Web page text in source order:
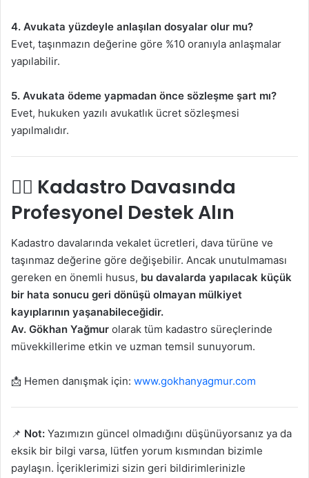
4. Avukata yüzdeyle anlaşılan dosyalar olur mu?
Evet, taşınmazın değerine göre %10 oranıyla anlaşmalar
yapılabilir.
5. Avukata ödeme yapmadan önce sözleşme şart mı?
Evet, hukuken yazılı avukatlık ücret sözleşmesi
yapılmalıdır.
👨‍⚖️ Kadastro Davasında
Profesyonel Destek Alın
Kadastro davalarında vekalet ücretleri, dava türüne ve
taşınmaz değerine göre değişebilir. Ancak unutulmaması
gereken en önemli husus, bu davalarda yapılacak küçük
bir hata sonucu geri dönüşü olmayan mülkiyet
kayıplarının yaşanabileceğidir.
Av. Gökhan Yağmur olarak tüm kadastro süreçlerinde
müvekkillerime etkin ve uzman temsil sunuyorum.
📩 Hemen danışmak için: www.gokhanyagmur.com
📌 Not: Yazımızın güncel olmadığını düşünüyorsanız ya da
eksik bir bilgi varsa, lütfen yorum kısmından bizimle
paylaşın. İçeriklerimizi sizin geri bildirimlerinizle